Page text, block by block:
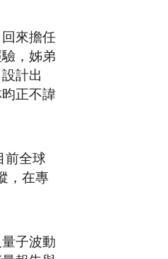
來擔任
，姊弟
計出
正不諱
前全球
，在專
子波動